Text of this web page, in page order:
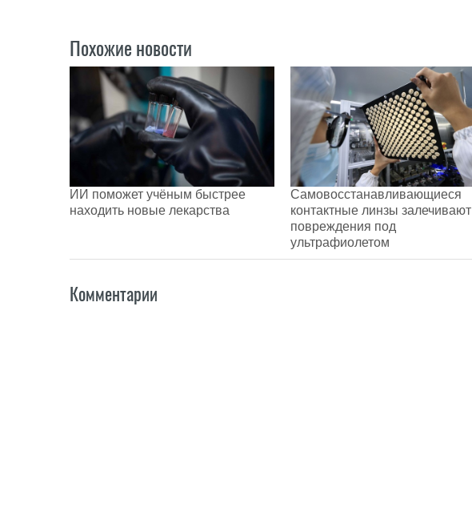
Похожие новости
ИИ поможет учёным быстрее
находить новые лекарства
Самовосстанавливающиеся
контактные линзы залечивают
повреждения под
ультрафиолетом
Комментарии